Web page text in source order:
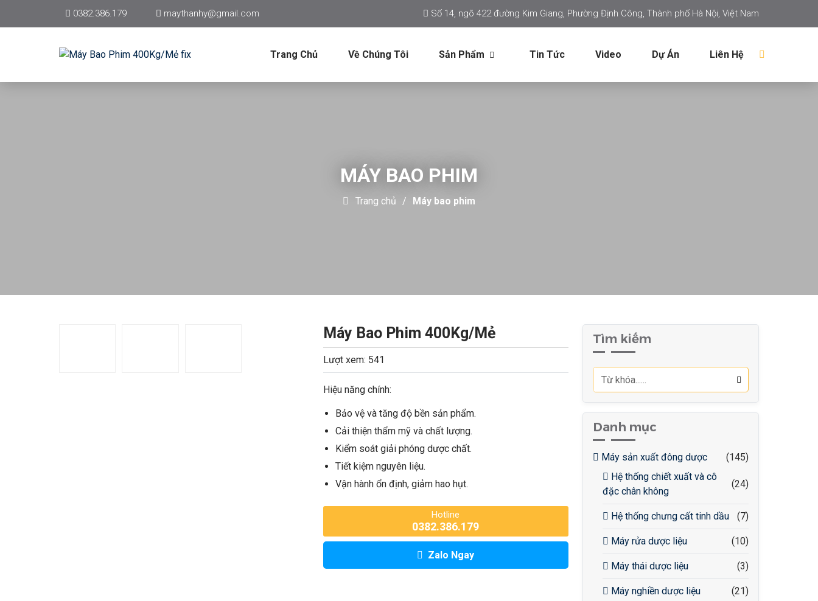
0382.386.179 maythanhy@gmail.com Số 14, ngõ 422 đường Kim Giang, Phường Định Công, Thành phố Hà Nội, Việt Nam
Trang Chủ Về Chúng Tôi Sản Phẩm Tin Tức Video Dự Án Liên Hệ
MÁY BAO PHIM
Trang chủ Máy bao phim
Máy Bao Phim 400Kg/Mẻ
Lượt xem: 541
Hiệu năng chính:
Bảo vệ và tăng độ bền sản phẩm.
Cải thiện thẩm mỹ và chất lượng.
Kiểm soát giải phóng dược chất.
Tiết kiệm nguyên liệu.
Vận hành ổn định, giảm hao hụt.
Hotline
0382.386.179
Zalo Ngay
Tìm kiếm
Danh mục
Máy sản xuất đông dược
(145)
Hệ thống chiết xuất và cô
đặc chân không
(24)
Hệ thống chưng cất tinh dầu (7)
Máy rửa dược liệu (10)
Máy thái dược liệu (3)
Máy nghiền dược liệu (21)